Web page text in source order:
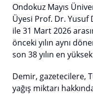
Ondokuz Mayıs
Üyesi Prof. Dr. Yusuf
ile 31 Mart 2026
önceki yılın aynı
son 38 yılın en
Demir, gazetecilere,
yağış miktarı